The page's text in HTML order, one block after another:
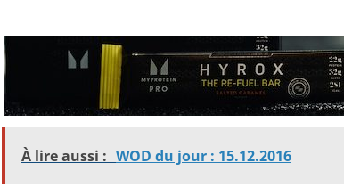
À lire aussi : WOD du jour : 15.12.2016